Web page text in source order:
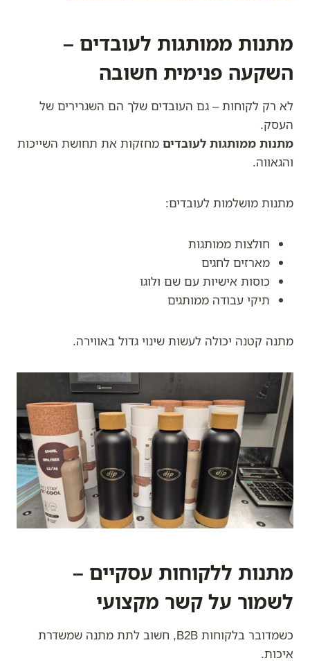
מתנות ממותגות לעובדים –
השקעה פנימית חשובה
לא רק לקוחות – גם העובדים שלך הם השגרירים של
העסק.
מתנות ממותגות לעובדים מחזקות את תחושת השייכות
והגאווה.
מתנות מושלמות לעובדים:
חולצות ממותגות
מארזים לחגים
כוסות אישיות עם שם ולוגו
תיקי עבודה ממותגים
מתנה קטנה יכולה לעשות שינוי גדול באווירה.
מתנות ללקוחות עסקיים –
לשמור על קשר מקצועי
כשמדובר בלקוחות B2B, חשוב לתת מתנה שמשדרת
איכות.